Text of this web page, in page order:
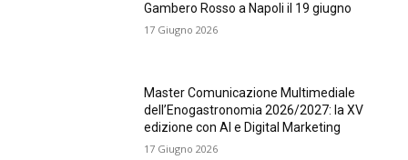
Gambero Rosso a Napoli il 19 giugno
17 Giugno 2026
Master Comunicazione Multimediale
dell’Enogastronomia 2026/2027: la XV
edizione con AI e Digital Marketing
17 Giugno 2026